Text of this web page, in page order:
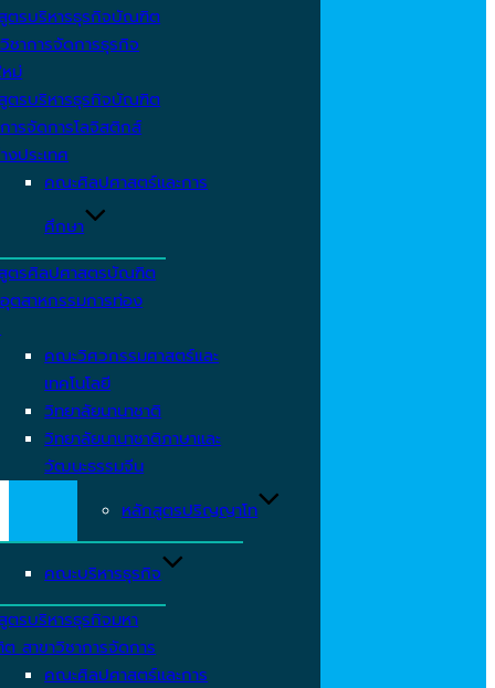
ตรบริหารธุรกิจบัณฑิต
ชาการจัดการธุรกิจ
ม่
ตรบริหารธุรกิจบัณฑิต
ารจัดการโลจิสติกส์
งประเทศ
คณะศิลปศาสตร์และการ
ศึกษา
ตรศิลปศาสตรบัณฑิต
ตสาหกรรมการท่อง
คณะวิศวกรรมศาสตร์และ
เทคโนโลยี
วิทยาลัยนานาชาติ
วิทยาลัยนานาชาติภาษาและ
วัฒนะธรรมจีน
หลักสูตรปริญญาโท
คณะบริหารธุรกิจ
ตรบริหารธุรกิจมหา
สาขาวิชาการจัดการ
คณะศิลปศาสตร์และการ